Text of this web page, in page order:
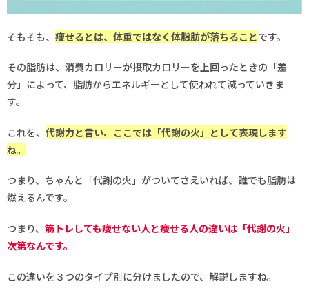
そもそも、 痩せるとは、体重ではなく体脂肪が落ちることです。
その脂肪は、消費カロリーが摂取カロリーを上回ったときの「差
分」によって、脂肪からエネルギーとして使われて減っていきま
す。
これを、 代謝力と言い、ここでは「代謝の火」として表現します
ね。
つまり、ちゃんと「代謝の火」がついてさえいれば、誰でも脂肪は
燃えるんです。
つまり、 筋トレしても痩せない人と痩せる人の違いは「代謝の火」
次第なんです。
この違いを３つのタイプ別に分けましたので、解説しますね。